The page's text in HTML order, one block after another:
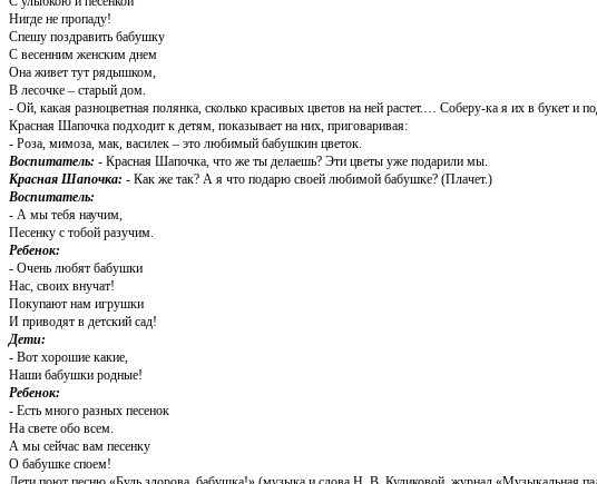
Нигде не пропаду!
Спешу поздравить бабушку
С весенним женским днем
Она живет тут рядышком,
В лесочке – старый дом.
- Ой, какая разноцветная полянка, сколько красивых цветов на ней растет.… Соберу-ка я их в букет и
Красная Шапочка подходит к детям, показывает на них, приговаривая:
- Роза, мимоза, мак, василек – это любимый бабушкин цветок.
Воспитатель: - Красная Шапочка, что же ты делаешь? Эти цветы уже подарили мы.
Красная Шапочка: - Как же так? А я что подарю своей любимой бабушке? (Плачет.)
Воспитатель:
- А мы тебя научим,
Песенку с тобой разучим.
Ребенок:
- Очень любят бабушки
Нас, своих внучат!
Покупают нам игрушки
И приводят в детский сад!
Дети:
- Вот хорошие какие,
Наши бабушки родные!
Ребенок:
- Есть много разных песенок
На свете обо всем.
А мы сейчас вам песенку
О бабушке споем!